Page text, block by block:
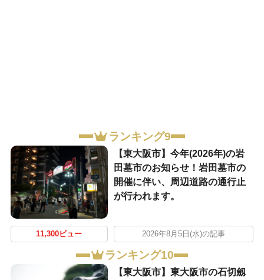
ランキング9
【東大阪市】今年(2026年)の岩
田墓市のお知らせ！岩田墓市の
開催に伴い、周辺道路の通行止
が行われます。
11,300ビュー 2026年8月5日(水)の記事
ランキング10
【東大阪市】東大阪市の石切劔